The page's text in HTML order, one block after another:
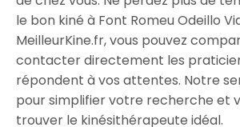
le bon kiné à Font Romeu Odeillo
MeilleurKine.fr, vous pouvez
contacter directement les
répondent à vos attentes. Notre
pour simplifier votre recherche et
trouver le kinésithérapeute idéal.